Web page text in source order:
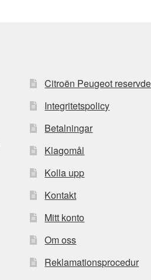
Citroën Peugeot
Integritetspolicy
Betalningar
Klagomål
Kolla upp
Kontakt
Mitt konto
Om oss
Reklamationsprocedur